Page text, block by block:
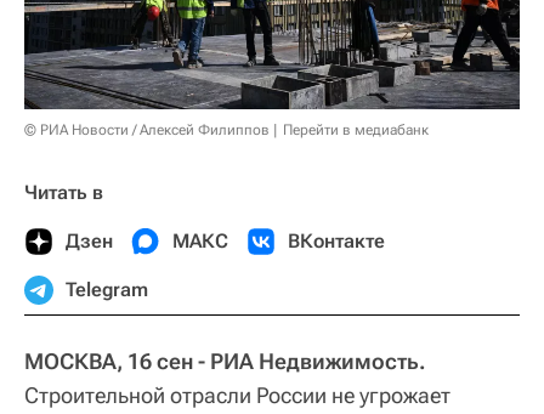
© РИА Новости / Алексей Филиппов Перейти в медиабанк
Читать в
Дзен МАКС ВКонтакте
Telegram
МОСКВА, 16 сен - РИА Недвижимость.
Строительной отрасли России не угрожает